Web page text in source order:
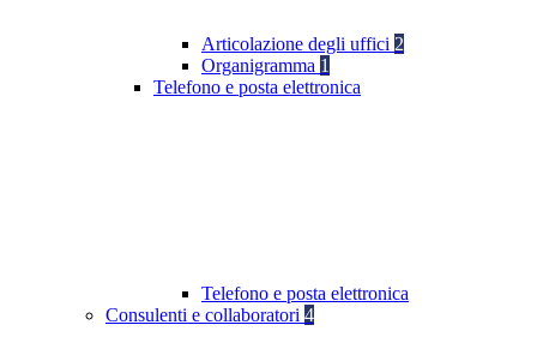
Articolazione degli uffici 2
Organigramma 1
Telefono e posta elettronica
Telefono e posta elettronica
Consulenti e collaboratori 4